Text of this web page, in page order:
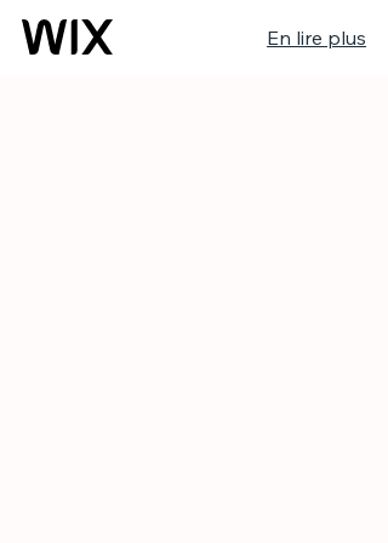
En lire plus